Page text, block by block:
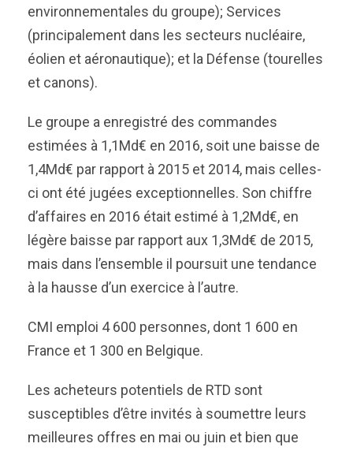
environnementales du groupe); Services
(principalement dans les secteurs nucléaire,
éolien et aéronautique); et la Défense (tourelles
et canons).
Le groupe a enregistré des commandes
estimées à 1,1Md€ en 2016, soit une baisse de
1,4Md€ par rapport à 2015 et 2014, mais celles-
ci ont été jugées exceptionnelles. Son chiffre
d’affaires en 2016 était estimé à 1,2Md€, en
légère baisse par rapport aux 1,3Md€ de 2015,
mais dans l’ensemble il poursuit une tendance
à la hausse d’un exercice à l’autre.
CMI emploi 4 600 personnes, dont 1 600 en
France et 1 300 en Belgique.
Les acheteurs potentiels de RTD sont
susceptibles d’être invités à soumettre leurs
meilleures offres en mai ou juin et bien que